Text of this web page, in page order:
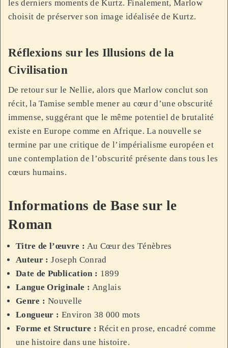
les derniers moments de Kurtz. Finalement, Marlow
choisit de préserver son image idéalisée de Kurtz.
Réflexions sur les Illusions de la
Civilisation
De retour sur le Nellie, alors que Marlow conclut son
récit, la Tamise semble mener au cœur d’une obscurité
immense, suggérant que le même potentiel de brutalité
existe en Europe comme en Afrique. La nouvelle se
termine par une critique de l’impérialisme européen et
une contemplation de l’obscurité présente dans tous les
cœurs humains.
Informations de Base sur le
Roman
Titre de l’œuvre : Au Cœur des Ténèbres
Auteur : Joseph Conrad
Date de Publication : 1899
Langue Originale : Anglais
Genre : Nouvelle
Longueur : Environ 38 000 mots
Forme et Structure : Récit en prose, encadré comme
une histoire dans une histoire.